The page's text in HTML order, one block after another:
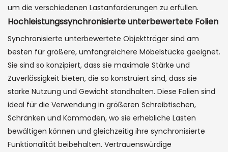
um die verschiedenen Lastanforderungen zu erfüllen.
Hochleistungssynchronisierte unterbewertete Folien
Synchronisierte unterbewertete Objektträger sind am
besten für größere, umfangreichere Möbelstücke geeignet.
Sie sind so konzipiert, dass sie maximale Stärke und
Zuverlässigkeit bieten, die so konstruiert sind, dass sie
starke Nutzung und Gewicht standhalten. Diese Folien sind
ideal für die Verwendung in größeren Schreibtischen,
Schränken und Kommoden, wo sie erhebliche Lasten
bewältigen können und gleichzeitig ihre synchronisierte
Funktionalität beibehalten. Vertrauenswürdige